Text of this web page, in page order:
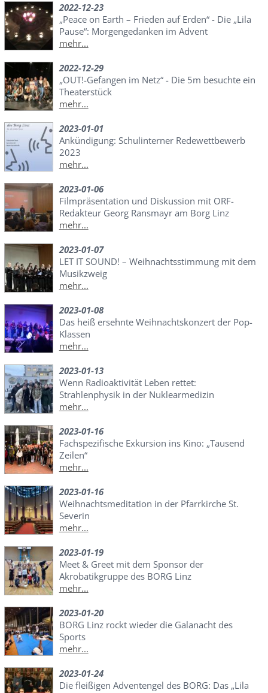
2022-12-23
„Peace on Earth – Frieden auf Erden“ - Die „Lila
Pause“: Morgengedanken im Advent
mehr...
2022-12-29
„OUT!-Gefangen im Netz“ - Die 5m besuchte ein
Theaterstück
mehr...
2023-01-01
Ankündigung: Schulinterner Redewettbewerb
2023
mehr...
2023-01-06
Filmpräsentation und Diskussion mit ORF-
Redakteur Georg Ransmayr am Borg Linz
mehr...
2023-01-07
LET IT SOUND! – Weihnachtsstimmung mit dem
Musikzweig
mehr...
2023-01-08
Das heiß ersehnte Weihnachtskonzert der Pop-
Klassen
mehr...
2023-01-13
Wenn Radioaktivität Leben rettet:
Strahlenphysik in der Nuklearmedizin
mehr...
2023-01-16
Fachspezifische Exkursion ins Kino: „Tausend
Zeilen“
mehr...
2023-01-16
Weihnachtsmeditation in der Pfarrkirche St.
Severin
mehr...
2023-01-19
Meet & Greet mit dem Sponsor der
Akrobatikgruppe des BORG Linz
mehr...
2023-01-20
BORG Linz rockt wieder die Galanacht des
Sports
mehr...
2023-01-24
Die fleißigen Adventengel des BORG: Das „Lila